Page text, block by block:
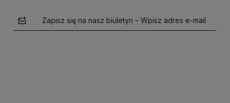
Zapisz się na nasz biuletyn – Wpisz adres e-mail